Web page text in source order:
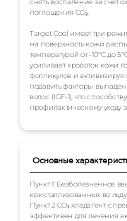
поглощения CO₂.
Target Cool имеет три
на поверхность кожи
температурой от -10°C до
усиливает кровоток кожи
фолликулов и активизируя
подавить факторы
волос (IGF-1), что
профилактическому
Основные
Пункт 1: Безболезненное
кристаллизованных во льду.
Пункт 2:CO₂ хладагент-
эффективен для лечения